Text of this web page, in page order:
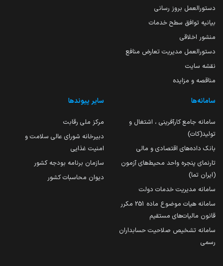
دستورالعمل بروز رسانی
بیانیه توافق سطح خدمات
منشور اخلاقی
دستورالعمل مدیریت تعارض منافع
نقشه سایت
مناقصه و مزایده
سامانه‌ها
سامانه جامع کارآفرینی ، اشتغال و
تولید(کات)
بانک داده‌های اقتصادی و مالی
تارنمای پنجره واحد محیط‌های آزمون
(ایران تما)
سامانه مدیریت خدمات دولت
سامانه هیات موضوع ماده 251 مکرر
قانون مالیات‌های مستقیم
سامانه تشخیص صلاحیت حسابداران
رسمی
سایر پیوندها
مرکز ملی رقابت
دبیرخانه شورای عالی سلامت و
امنیت غذایی
سازمان برنامه بودجه کشور
دیوان محاسبات کشور